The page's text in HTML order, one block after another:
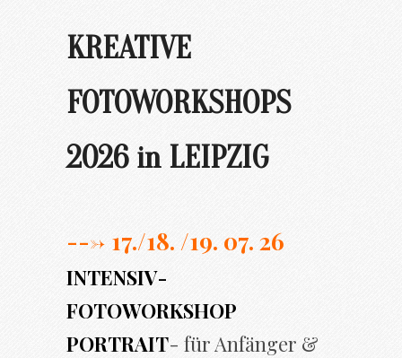
KREATIVE
FOTOWORKSHOPS
2026 in LEIPZIG
---> 17./18. /19. 07. 26
INTENSIV-
FOTOWORKSHOP
PORTRAIT- für Anfänger &